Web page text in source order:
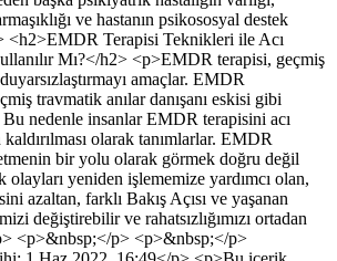
ve hastanın psikososyal destek
<h2>EMDR Terapisi Teknikleri ile Acı
Mı?</h2> <p>EMDR terapisi, geçmiş
amaçlar. EMDR
travmatik anılar danışanı eskisi gibi
Bu nedenle insanlar EMDR terapisini acı
kaldırılması olarak tanımlarlar. EMDR
bir yolu olarak görmek doğru değil
yeniden işlememize yardımcı olan,
azaltan, farklı Bakış Açısı ve yaşanan
değiştirebilir ve rahatsızlığımızı ortadan
<p>&nbsp;</p> <p>&nbsp;</p>